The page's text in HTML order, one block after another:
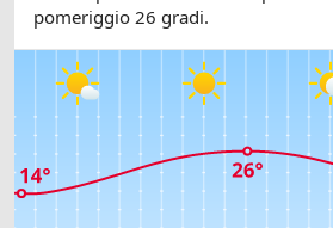
pomeriggio 26 gradi.